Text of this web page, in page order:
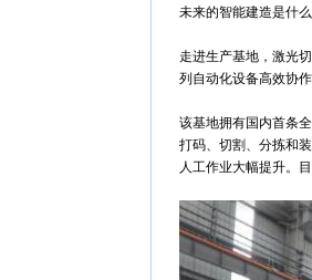
未来的智能建造是什
走进生产基地，激光
列自动化设备高效协
该基地拥有国内首条
打码、切割、分拣和
人工作业大幅提升。